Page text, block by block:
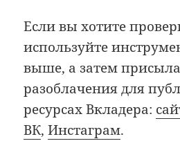
Если вы хотите
используйте
выше, а затем
разоблачения для
ресурсах Вкладера:
ВК,Инстаграм.